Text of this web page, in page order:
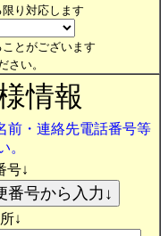
り対応します
とがございます
さい。
情報
前・連絡先電話番号等
。
号↓
↓